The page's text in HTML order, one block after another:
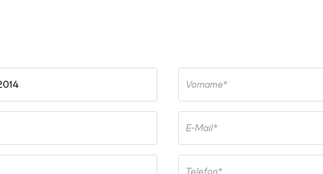
Vorname*
E-Mail*
Telefon*